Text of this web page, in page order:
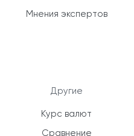
Мнения экспертов
Другие
Курс валют
Сравнение